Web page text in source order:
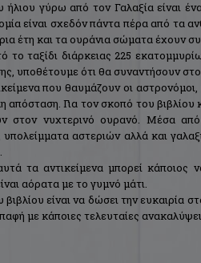
ήλιου γύρω από τον Γαλαξία είναι
είναι σχεδόν πάντα πέρα από τα
έτη και τα ουράνια σώματα έχουν
το ταξίδι διάρκειας 225
υποθέτουμε ότι θα συναντήσουν
που θαυμάζουν οι
απόσταση. Για τον σκοπό του
στον νυχτερινό ουρανό. Μέσα
αστεριών αλλά και
τα αντικείμενα μπορεί κάποιος
αόρατα με το γυμνό μάτι.
είναι να δώσει την ευκαιρία
με κάποιες τελευταίες